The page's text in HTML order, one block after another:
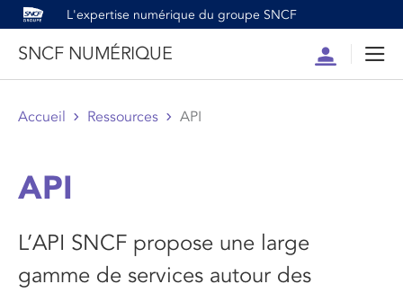
L'expertise numérique du groupe SNCF
SNCF NUMÉRIQUE
Compte
Accueil Ressources API
API
L’API SNCF propose une large
gamme de services autour des